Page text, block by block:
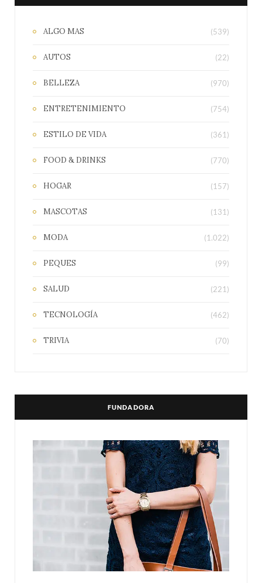
ALGO MAS (539)
AUTOS (22)
BELLEZA (970)
ENTRETENIMIENTO (754)
ESTILO DE VIDA (361)
FOOD & DRINKS (770)
HOGAR (157)
MASCOTAS (131)
MODA (1.022)
PEQUES (99)
SALUD (221)
TECNOLOGÍA (462)
TRIVIA (70)
FUNDADORA